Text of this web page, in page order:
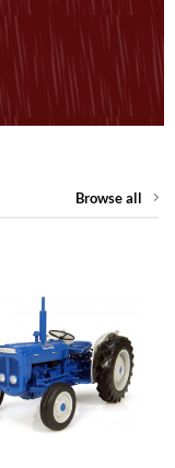
Browse all